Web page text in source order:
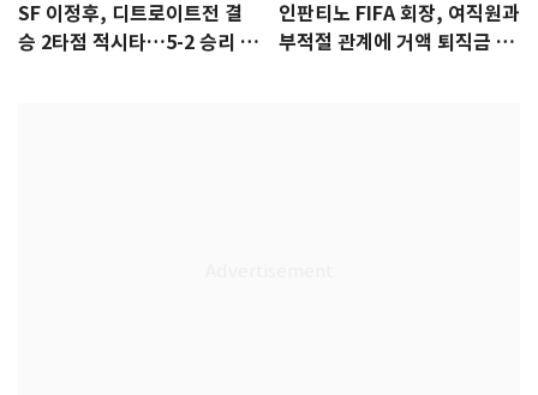
SF 이정후, 디트로이트전 결
승 2타점 적시타…5-2 승리 견
인판티노 FIFA 회장, 여직원과
부적절 관계에 거액 퇴직금 지